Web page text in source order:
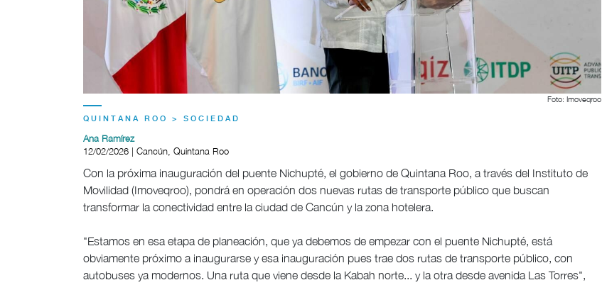
Foto: Imoveqroo
QUINTANA ROO > SOCIEDAD
Ana Ramírez
12/02/2026 | Cancún, Quintana Roo
Con la próxima inauguración del puente Nichupté, el gobierno de Quintana Roo, a través del Instituto de
Movilidad (Imoveqroo), pondrá en operación dos nuevas rutas de transporte público que buscan
transformar la conectividad entre la ciudad de Cancún y la zona hotelera.
"Estamos en esa etapa de planeación, que ya debemos de empezar con el puente Nichupté, está
obviamente próximo a inaugurarse y esa inauguración pues trae dos rutas de transporte público, con
autobuses ya modernos. Una ruta que viene desde la Kabah norte... y la otra desde avenida Las Torres",